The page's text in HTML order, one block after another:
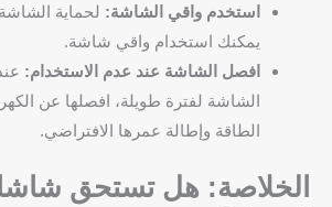
استخدم واقي الشاشة: لحماية
يمكنك استخدام واقي شاشة.
افصل الشاشة عند عدم الاستخدام:
الشاشة لفترة طويلة، افصلها عن
الطاقة وإطالة عمرها الافتراضي.
الخلاصة: هل تستحق